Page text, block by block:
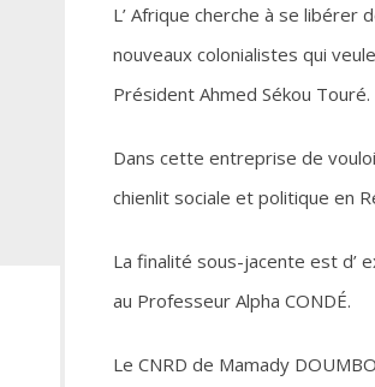
L’ Afrique cherche à se libérer
nouveaux colonialistes qui
Président Ahmed Sékou Touré.
Dans cette entreprise de
chienlit sociale et politique en
La finalité sous-jacente est d’
au Professeur Alpha CONDÉ.
Le CNRD de Mamady